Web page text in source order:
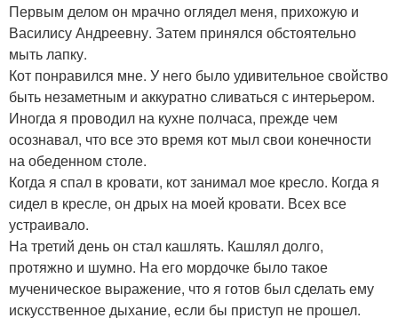
Первым делом он мрачно оглядел меня, прихожую и
Василису Андреевну. Затем принялся обстоятельно
мыть лапку.
Кот понравился мне. У него было удивительное свойство
быть незаметным и аккуратно сливаться с интерьером.
Иногда я проводил на кухне полчаса, прежде чем
осознавал, что все это время кот мыл свои конечности
на обеденном столе.
Когда я спал в кровати, кот занимал мое кресло. Когда я
сидел в кресле, он дрых на моей кровати. Всех все
устраивало.
На третий день он стал кашлять. Кашлял долго,
протяжно и шумно. На его мордочке было такое
мученическое выражение, что я готов был сделать ему
искусственное дыхание, если бы приступ не прошел.